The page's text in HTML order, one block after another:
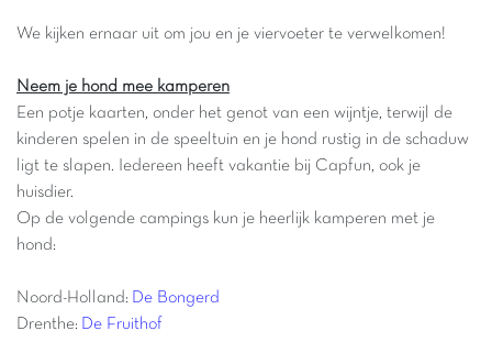
We kijken ernaar uit om jou en je viervoeter te verwelkomen!
Neem je hond mee kamperen
Een potje kaarten, onder het genot van een wijntje, terwijl de
kinderen spelen in de speeltuin en je hond rustig in de schaduw
ligt te slapen. Iedereen heeft vakantie bij Capfun, ook je
huisdier.
Op de volgende campings kun je heerlijk kamperen met je
hond:
Noord-Holland: De Bongerd
Drenthe: De Fruithof